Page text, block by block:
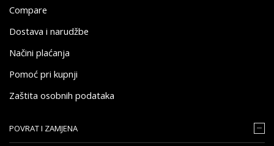
Compare
Dostava i narudžbe
Načini plaćanja
Pomoć pri kupnji
Zaštita osobnih podataka
POVRAT I ZAMJENA